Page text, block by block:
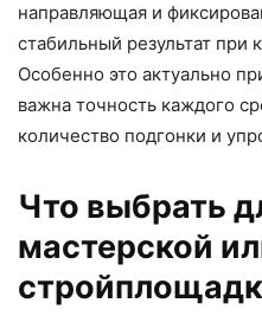
направляющая и
стабильный результат
Особенно это актуально
важна точность каждого
количество подгонки и
Что выбрать
мастерской